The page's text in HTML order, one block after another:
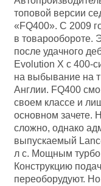
топовой версии
«FQ400». С 2009
в товарообороте.
после удачного
Evolution X с 400-
на выбывание на
Англии. FQ400
своем классе и
основном зачете.
сложно, однако
выпускаемый
л с. Мощным
Конструкцию
переоборудуют.